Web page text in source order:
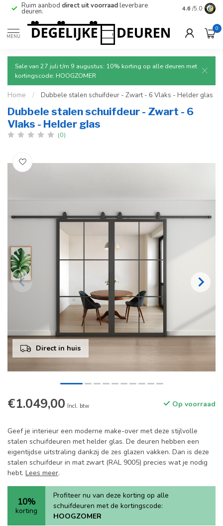
Ruim aanbod direct uit voorraadleverbare
deuren. Betrouwbare
4.6 /5.0
MENU
0
Sale van 27 juli t/m 9 augustus: 10% korting op alle deuren met
kortingscode: HOOGZOMER
Home / Dubbele stalen schuifdeur - Zwart - 6 Vlaks - Helder glas
Dubbele stalen schuifdeur - Zwart - 6
Vlaks - Helder glas
(0)
Direct in huis
€1.049,00 Incl. btw Op voorraad
Geef je interieur een moderne make-over met deze stijlvolle
stalen schuifdeuren met helder glas. De deuren hebben een
eigentijdse uitstraling dankzij de zes glazen vakken. Dan is deze
stalen schuifdeur in mat zwart (RAL 9005) precies wat je nodig
hebt. Lees meer.
10%
korting
Profiteer nu van deze korting op alle
schuifdeuren met de kortingscode:
HOOGZOMER